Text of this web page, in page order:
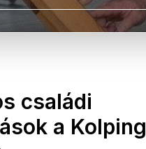
családi
a Kolping